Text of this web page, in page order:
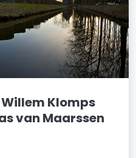
Klomps
van Maarssen